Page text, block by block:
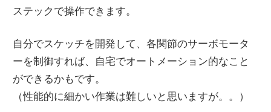
ステックで操作できます。
自分でスケッチを開発して、各関節のサーボモータ
ーを制御すれば、自宅でオートメーション的なこと
ができるかもです。
（性能的に細かい作業は難しいと思いますが。。）